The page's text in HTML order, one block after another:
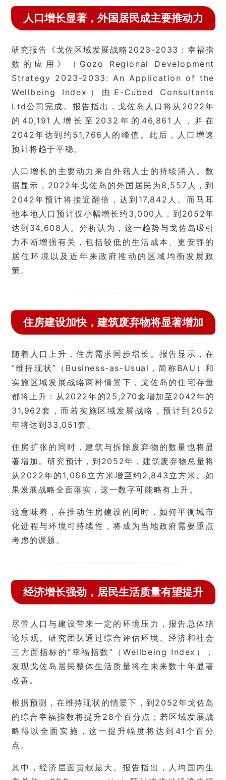
人口增长显著，外国居民成主要推动力
研究报告《戈佐区域发展战略2023-2033：幸福指
数的应用》（Gozo Regional Development
Strategy 2023-2033: An Application of the
Wellbeing Index）由E-Cubed Consultants
Ltd公司完成。报告指出，戈佐岛人口将从2022年
的40,191人增长至2032年的46,861人，并在
2042年达到约51,766人的峰值。此后，人口增速
预计将趋于平稳。
人口增长的主要动力来自外籍人士的持续涌入。数
据显示，2022年戈佐岛的外国居民为8,557人，到
2042年预计将接近翻倍，达到17,842人。而马耳
他本地人口预计仅小幅增长约3,000人，到2052年
达到34,608人。分析认为，这一趋势与戈佐岛吸引
力不断增强有关，包括较低的生活成本、更安静的
居住环境以及近年来政府推动的区域均衡发展政
策。
住房建设加快，建筑废弃物将显著增加
随着人口上升，住房需求同步增长。报告显示，在
“维持现状”（Business-as-Usual，简称BAU）和
实施区域发展战略两种情景下，戈佐岛的住宅存量
都将上升：从2022年的25,270套增加至2042年的
31,962套，而若实施区域发展战略，预计到2052
年将达到33,051套。
住房扩张的同时，建筑与拆除废弃物的数量也将显
著增加。研究预计，到2052年，建筑废弃物总量将
从2022年的1,066立方米增至约2,843立方米。如
果发展战略全面落实，这一数字可能略有上升。
这意味着，在推动住房建设的同时，如何平衡城市
化进程与环境可持续性，将成为当地政府需要重点
考虑的课题。
经济增长强劲，居民生活质量有望提升
尽管人口与建设带来一定的环境压力，报告总体结
论乐观。研究团队通过综合评估环境、经济和社会
三方面指标的“幸福指数”（Wellbeing Index），
发现戈佐岛居民整体生活质量将在未来数十年显著
改善。
根据预测，在维持现状的情景下，到2052年戈佐岛
的综合幸福指数将提升28个百分点；若区域发展战
略得以全面实施，这一提升幅度将达到41个百分
点。
其中，经济层面贡献最大。报告指出，人均国内生